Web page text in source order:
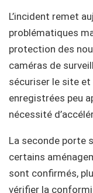
L’incident remet
problématiques
protection des
caméras de
sécuriser le site
enregistrées peu
nécessité
La seconde porte
certains
sont confirmés,
vérifier la